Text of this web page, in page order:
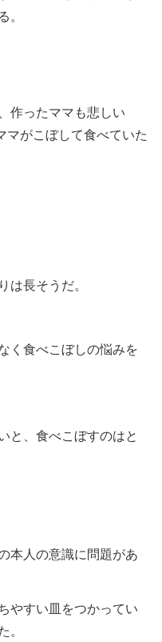
作ったママも悲しい
マがこぼして食べていた
長そうだ。
く食べこぼしの悩みを
と、食べこぼすのはと
本人の意識に問題があ
やすい皿をつかってい